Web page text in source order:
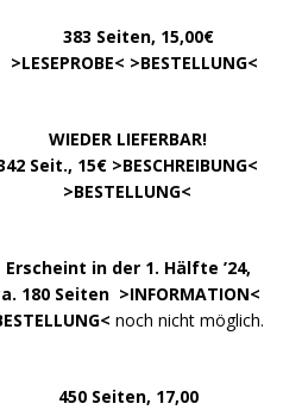
383 Seiten, 15,00€
>LESEPROBE< >BESTELLUNG<
WIEDER LIEFERBAR!
Seit., 15€ >BESCHREIBUNG<
>BESTELLUNG<
Erscheint in der 1. Hälfte ’24,
180 Seiten >INFORMATION<
noch nicht möglich.
Seiten, 17,00